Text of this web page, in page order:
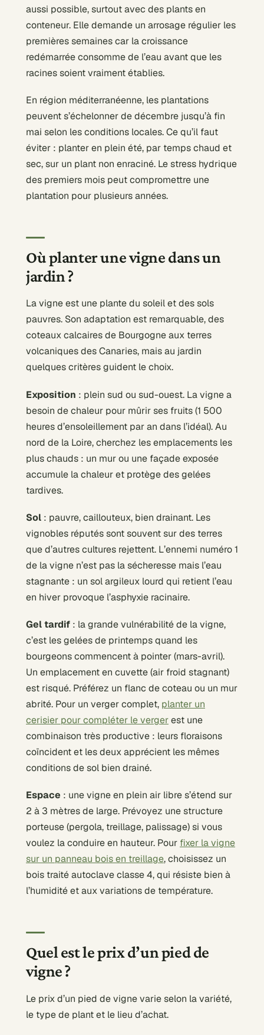
aussi possible, surtout avec des plants en
conteneur. Elle demande un arrosage régulier les
premières semaines car la croissance
redémarrée consomme de l’eau avant que les
racines soient vraiment établies.
En région méditerranéenne, les plantations
peuvent s’échelonner de décembre jusqu’à fin
mai selon les conditions locales. Ce qu’il faut
éviter : planter en plein été, par temps chaud et
sec, sur un plant non enraciné. Le stress hydrique
des premiers mois peut compromettre une
plantation pour plusieurs années.
Où planter une vigne dans un
jardin ?
La vigne est une plante du soleil et des sols
pauvres. Son adaptation est remarquable, des
coteaux calcaires de Bourgogne aux terres
volcaniques des Canaries, mais au jardin
quelques critères guident le choix.
Exposition : plein sud ou sud-ouest. La vigne a
besoin de chaleur pour mûrir ses fruits (1 500
heures d’ensoleillement par an dans l’idéal). Au
nord de la Loire, cherchez les emplacements les
plus chauds : un mur ou une façade exposée
accumule la chaleur et protège des gelées
tardives.
Sol : pauvre, caillouteux, bien drainant. Les
vignobles réputés sont souvent sur des terres
que d’autres cultures rejettent. L’ennemi numéro 1
de la vigne n’est pas la sécheresse mais l’eau
stagnante : un sol argileux lourd qui retient l’eau
en hiver provoque l’asphyxie racinaire.
Gel tardif : la grande vulnérabilité de la vigne,
c’est les gelées de printemps quand les
bourgeons commencent à pointer (mars-avril).
Un emplacement en cuvette (air froid stagnant)
est risqué. Préférez un flanc de coteau ou un mur
abrité. Pour un verger complet, planter un
cerisier pour compléter le vergerest une
combinaison très productive : leurs floraisons
coïncident et les deux apprécient les mêmes
conditions de sol bien drainé.
Espace : une vigne en plein air libre s’étend sur
2 à 3 mètres de large. Prévoyez une structure
porteuse (pergola, treillage, palissage) si vous
voulez la conduire en hauteur. Pour fixer la vigne
sur un panneau bois en treillage, choisissez un
bois traité autoclave classe 4, qui résiste bien à
l’humidité et aux variations de température.
Quel est le prix d’un pied de
vigne ?
Le prix d’un pied de vigne varie selon la variété,
le type de plant et le lieu d’achat.